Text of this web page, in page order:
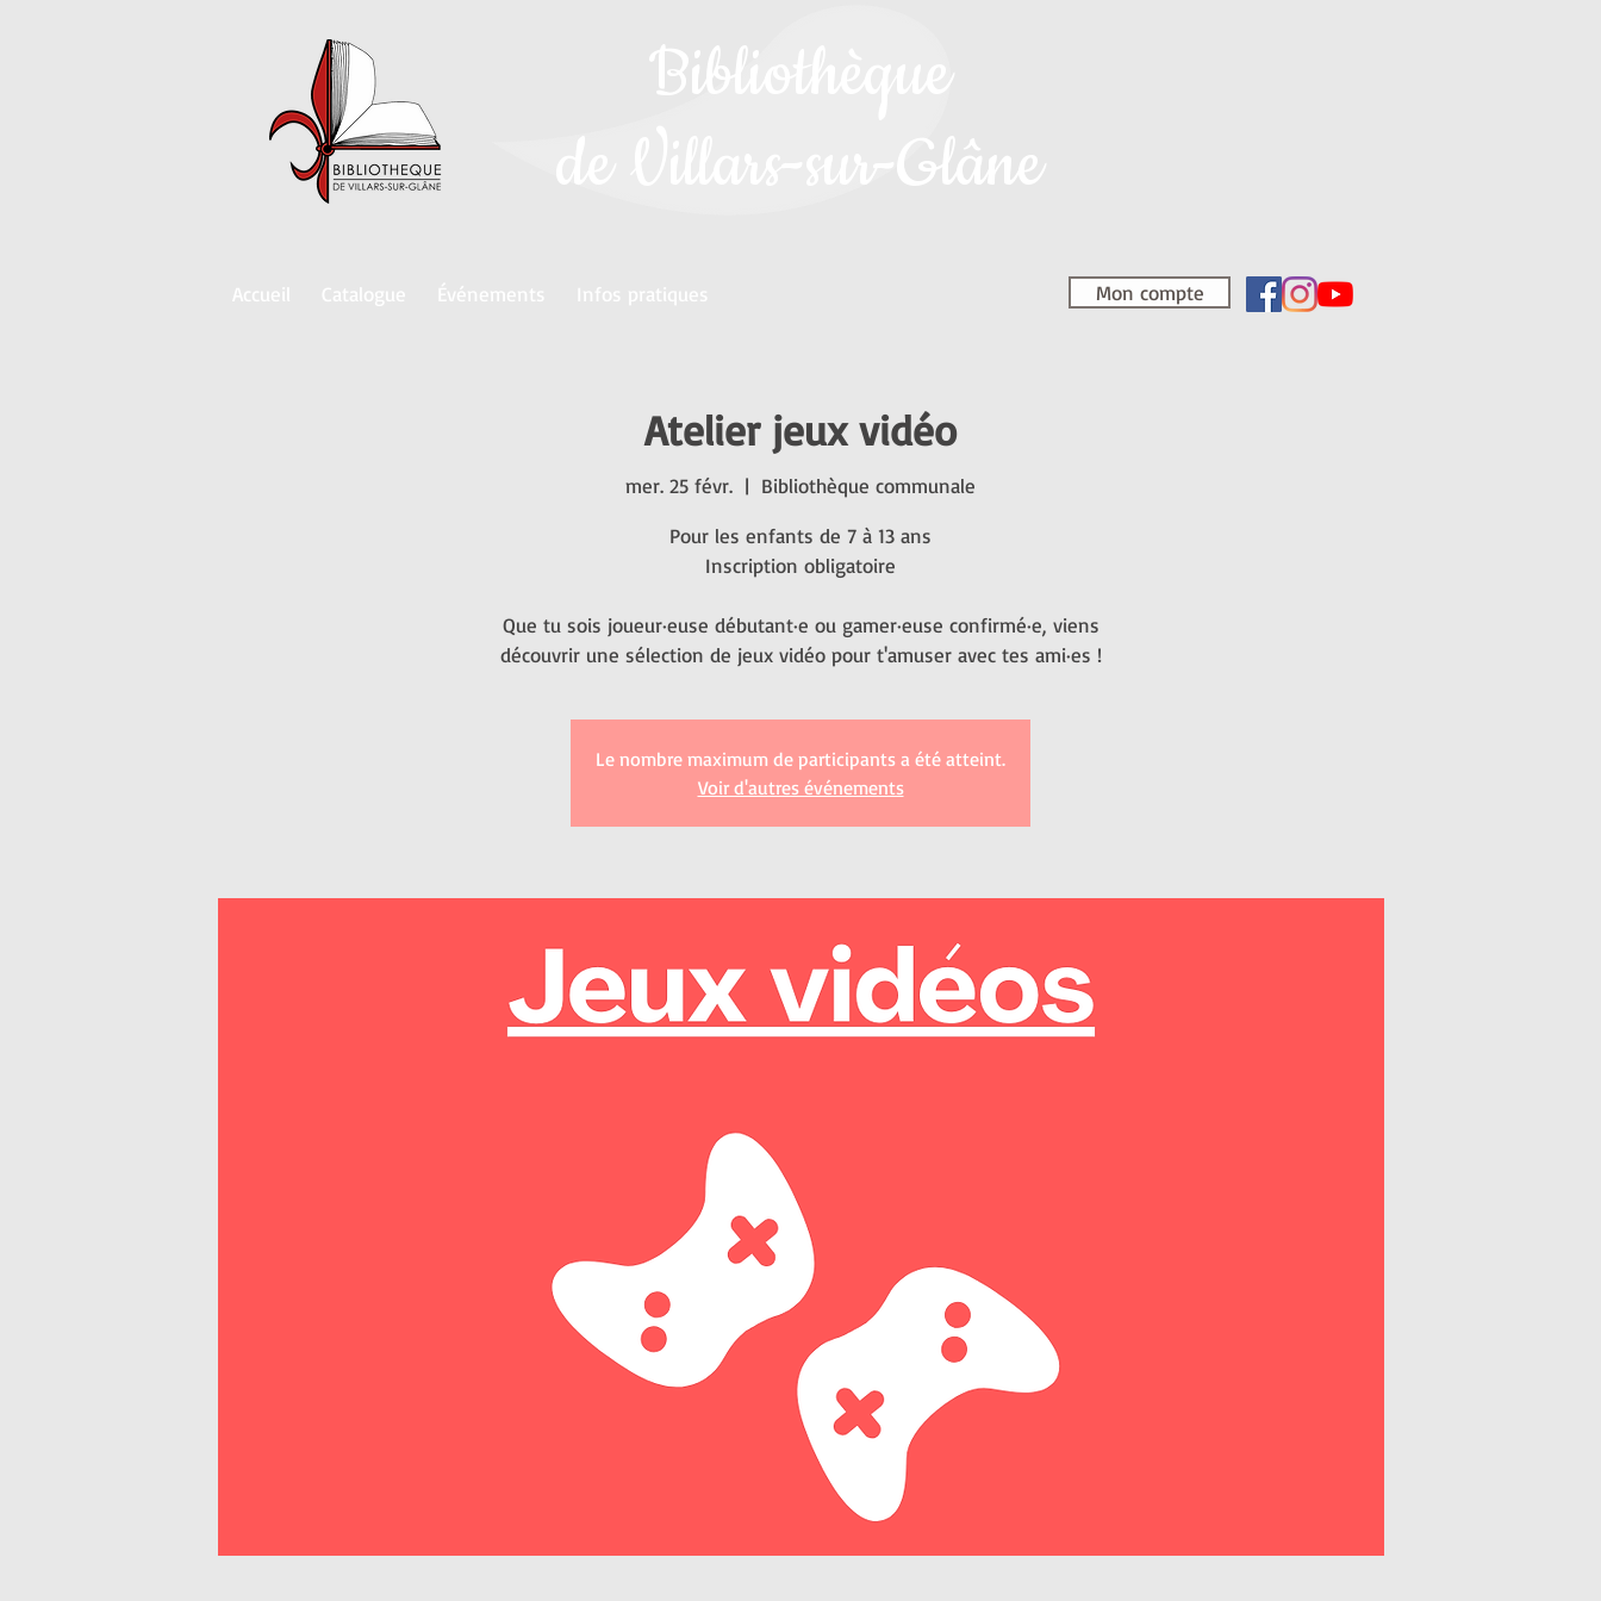
Bibliothèque
de Villars-sur-Glâne
Mon compte
Atelier jeux vidéo
mer. 25 févr.
  |
Bibliothèque communale
Pour les enfants de 7 à 13 ans
Inscription obligatoire
Que tu sois joueur·euse débutant·e ou gamer·euse confirmé·e, viens
découvrir une sélection de jeux vidéo pour t'amuser avec tes ami·es !
Le nombre maximum de participants a été atteint.
Voir d'autres événements